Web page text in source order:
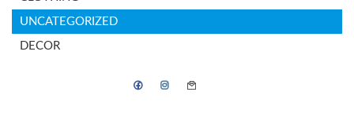
UNCATEGORIZED
DECOR